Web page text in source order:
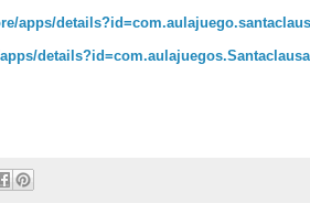
apps/details?id=com.aulajuego.santaclaus